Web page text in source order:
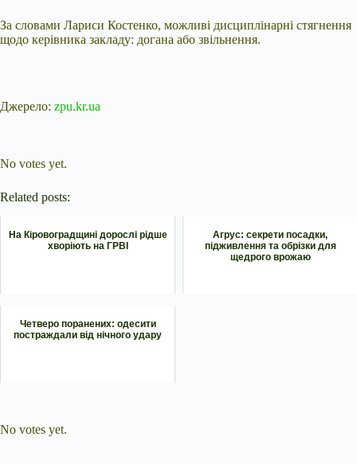
За словами Лариси Костенко, можливі дисциплінарні стягнення
щодо керівника закладу: догана або звільнення.
Джерело: zpu.kr.ua
No votes yet.
Related posts:
На Кіровоградщині дорослі рідше
хворіють на ГРВІ
Агрус: секрети посадки,
підживлення та обрізки для
щедрого врожаю
Четверо поранених: одесити
постраждали від нічного удару
No votes yet.